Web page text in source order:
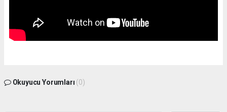
Okuyucu Yorumları (0)